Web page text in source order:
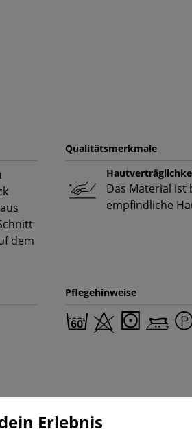
dem
Qualitätsmerkmale
Das Material
empfindliche
Pflegehinweise
Erlebnis